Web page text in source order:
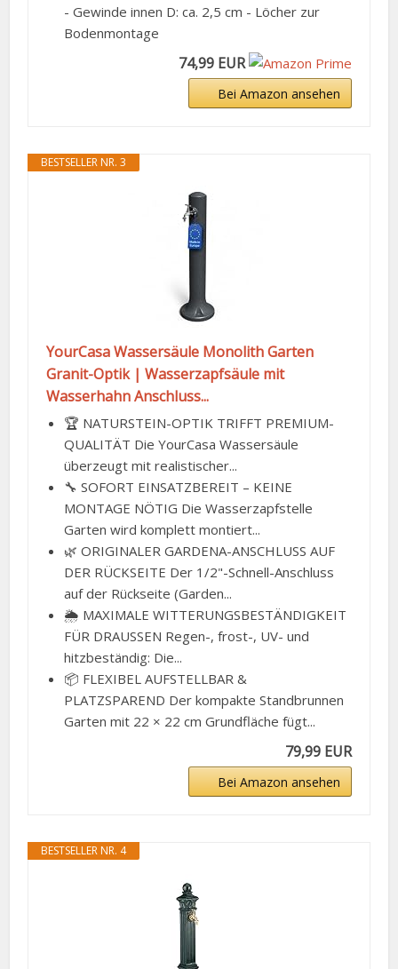
- Gewinde innen D: ca. 2,5 cm - Löcher zur
Bodenmontage
74,99 EUR
Bei Amazon ansehen
BESTSELLER NR. 3
YourCasa Wassersäule Monolith Garten
Granit-Optik | Wasserzapfsäule mit
Wasserhahn Anschluss...
🏆 NATURSTEIN-OPTIK TRIFFT PREMIUM-
QUALITÄT Die YourCasa Wassersäule
überzeugt mit realistischer...
🔧 SOFORT EINSATZBEREIT – KEINE
MONTAGE NÖTIG Die Wasserzapfstelle
Garten wird komplett montiert...
🌿 ORIGINALER GARDENA-ANSCHLUSS AUF
DER RÜCKSEITE Der 1/2"-Schnell-Anschluss
auf der Rückseite (Garden...
🌦️ MAXIMALE WITTERUNGSBESTÄNDIGKEIT
FÜR DRAUSSEN Regen-, frost-, UV- und
hitzbeständig: Die...
📦 FLEXIBEL AUFSTELLBAR &
PLATZSPAREND Der kompakte Standbrunnen
Garten mit 22 × 22 cm Grundfläche fügt...
79,99 EUR
Bei Amazon ansehen
BESTSELLER NR. 4